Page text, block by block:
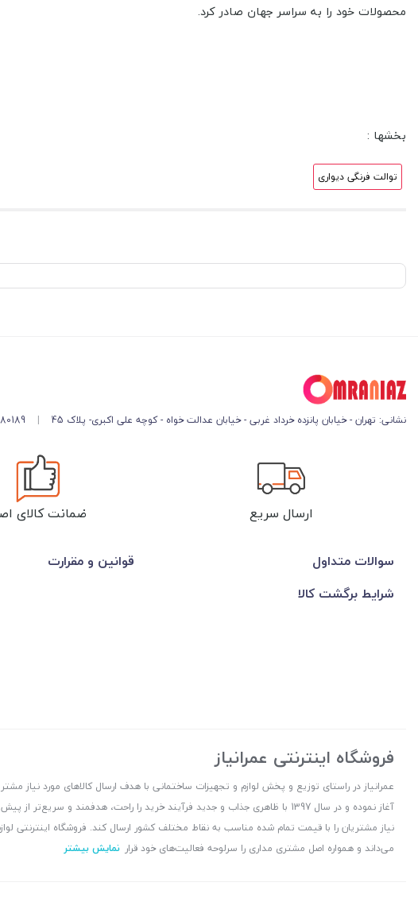
محصولات خود را به سراسر جهان صادر کرد.
بخشها :
توالت فرنگی دیواری
نشانی: تهران - خیابان پانزده خرداد غربی - خیابان عدالت خواه - کوچه علی اکبری- پلاک 45 |
ارسال سریع ضمانت کالای
سوالات متداول قوانین و مقرارت
شرایط برگشت کالا
فروشگاه اینترنتی عمرانیاز
آغاز نموده و در سال 1397 با ظاهری جذاب و جدید فرآیند خرید را راحت، هدفمند و
نیاز مشتریان را با قیمت تمام شده مناسب به نقاط مختلف کشور ارسال کند. فروشگاه اینترنتی
می‌داند و همواره اصل مشتری مداری را سرلوحه فعالیت‌های خود قرار نمایش بیشتر